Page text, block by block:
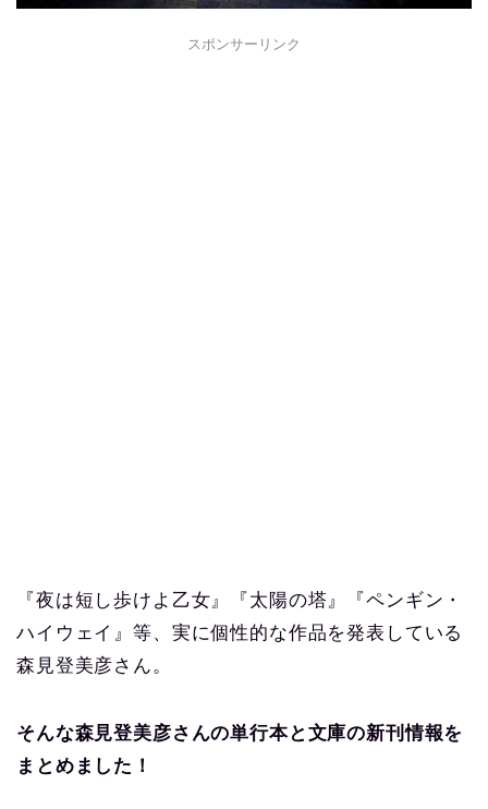
スポンサーリンク
『夜は短し歩けよ乙女』『太陽の塔』『ペンギン・
ハイウェイ』等、実に個性的な作品を発表している
森見登美彦さん。
そんな森見登美彦さんの単行本と文庫の新刊情報を
まとめました！